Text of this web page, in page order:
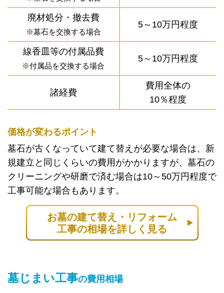
廃材処分・撤去費
※墓石を交換する場合
5～10万円程度
線香皿等の付属品費
※付属品を交換する場合
5～10万円程度
諸経費
費用全体の
10％程度
価格が変わるポイント
墓石が古くなっていて建て替えが必要な場合は、新
規建立と同じくらいの費用がかかりますが、墓石の
クリーニングや研磨で済む場合は10～50万円程度で
工事可能な場合もあります。
お墓の建て替え・リフォーム
工事の相場を詳しく見る
墓じまい工事の費用相場